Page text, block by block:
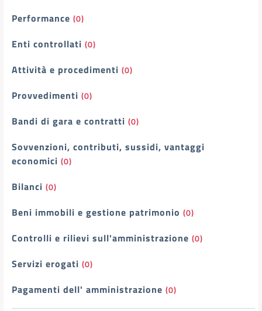
Performance (0)
Enti controllati (0)
Attività e procedimenti (0)
Provvedimenti (0)
Bandi di gara e contratti (0)
Sovvenzioni, contributi, sussidi, vantaggi
economici (0)
Bilanci (0)
Beni immobili e gestione patrimonio (0)
Controlli e rilievi sull'amministrazione (0)
Servizi erogati (0)
Pagamenti dell' amministrazione (0)